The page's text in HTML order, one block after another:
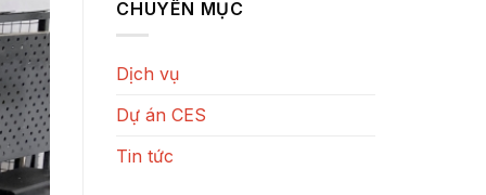
CHUYÊN MỤC
Dịch vụ
Dự án CES
Tin tức